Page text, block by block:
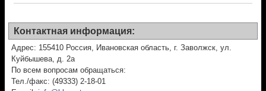
Контактная информация:
Адрес: 155410 Россия, Ивановская область, г. Заволжск, ул.
Куйбышева, д. 2а
По всем вопросам обращаться:
Тел./факс: (49333) 2-18-01